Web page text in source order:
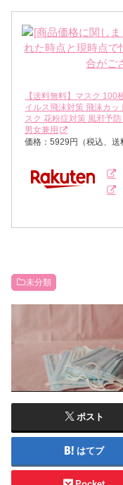
【送料無料】マスク 100
イルス飛沫対策 飛沫カ
スク 花粉症対策 風邪予
男女兼用
価格：5929円（税込、送
未分類
ポスト
はてブ